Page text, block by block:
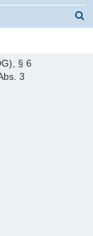
§ 6
3